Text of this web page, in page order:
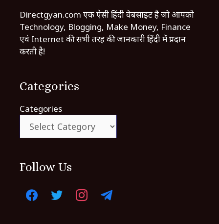
Directgyan.com एक ऐसी हिंदी वेबसाइट है जो आपको
Technology, Blogging, Make Money, Finance
एवं Internet की सभी तरह की जानकारी हिंदी में प्रदान
करती है!
Categories
Categories
Follow Us